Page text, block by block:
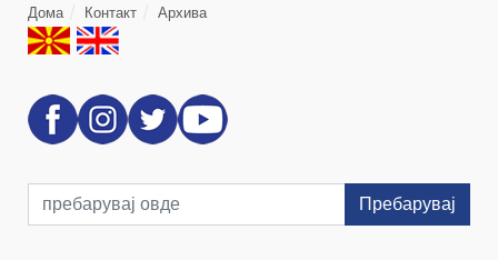
Дома Контакт Архива
Пребарувај